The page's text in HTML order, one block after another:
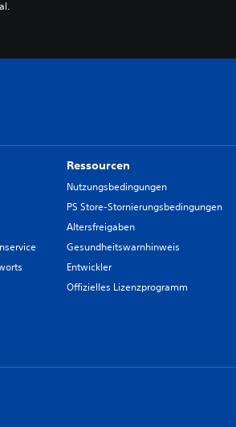
Ressourcen
Nutzungsbedingungen
PS Store-Stornierungsbedingungen
Altersfreigaben
Gesundheitswarnhinweis
Entwickler
Offizielles Lizenzprogramm